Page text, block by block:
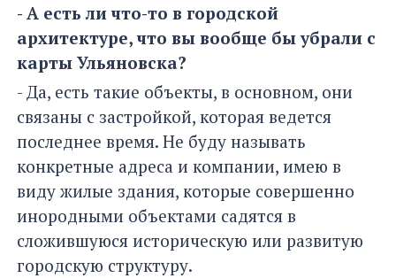
- А есть ли что-то в городской
архитектуре, что вы вообще бы убрали с
карты Ульяновска?
- Да, есть такие объекты, в основном, они
связаны с застройкой, которая ведется
последнее время. Не буду называть
конкретные адреса и компании, имею в
виду жилые здания, которые совершенно
инородными объектами садятся в
сложившуюся историческую или развитую
городскую структуру.